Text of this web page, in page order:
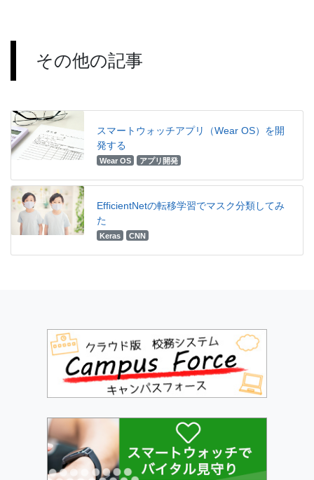
その他の記事
スマートウォッチアプリ（Wear OS）を開
発する
Wear OS アプリ開発
EfficientNetの転移学習でマスク分類してみ
た
Keras CNN